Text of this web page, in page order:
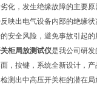
化，发生绝缘故障的主要
映出电气设备内部的绝缘
安全风险，避免事故引起
柜局放测试仪是我公司研
，按键，系统全新设计，
测出中高压开关柜的潜在